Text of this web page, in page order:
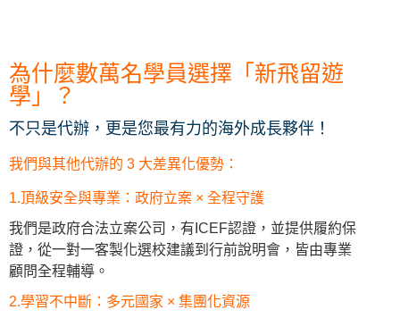
為什麼數萬名學員選擇「新飛留遊
學」？
不只是代辦，更是您最有力的海外成長夥伴！
我們與其他代辦的 3 大差異化優勢：
1.頂級安全與專業：政府立案 × 全程守護
我們是政府合法立案公司，有ICEF認證，並提供履約保
證，從一對一客製化選校建議到行前說明會，皆由專業
顧問全程輔導。
2.學習不中斷：多元國家 × 集團化資源